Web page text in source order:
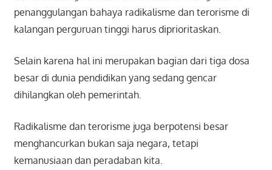
penanggulangan bahaya radikalisme dan terorisme di
kalangan perguruan tinggi harus diprioritaskan.
Selain karena hal ini merupakan bagian dari tiga dosa
besar di dunia pendidikan yang sedang gencar
dihilangkan oleh pemerintah.
Radikalisme dan terorisme juga berpotensi besar
menghancurkan bukan saja negara, tetapi
kemanusiaan dan peradaban kita.